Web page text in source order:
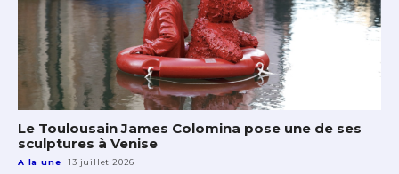
Le Toulousain James Colomina pose une de ses
sculptures à Venise
A la une 13 juillet 2026